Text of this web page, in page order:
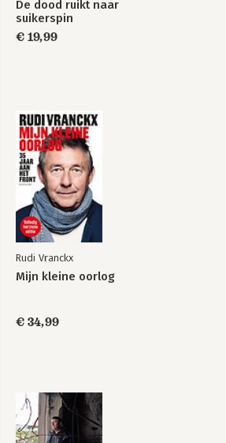
De dood ruikt naar
suikerspin
€ 19,99
Rudi Vranckx
Mijn kleine oorlog
€ 34,99